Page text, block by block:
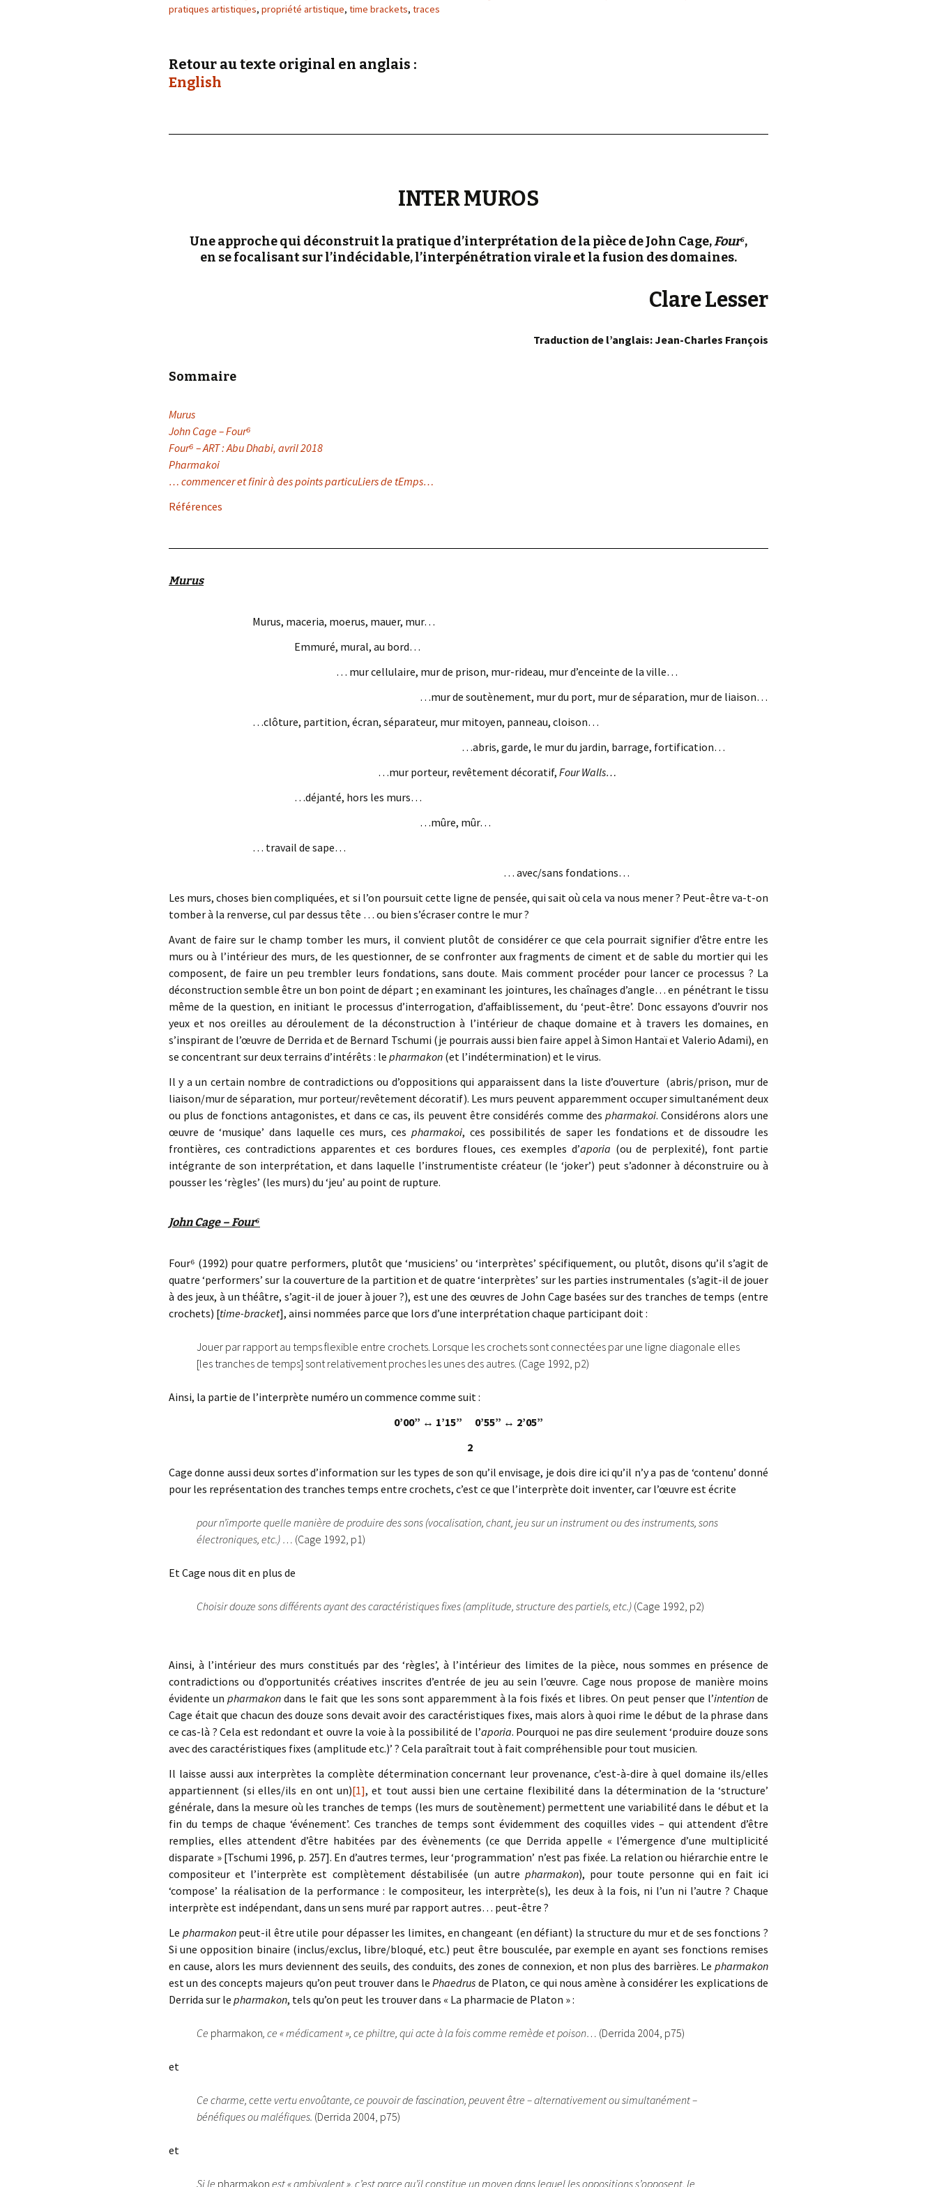
pratiques artistiques, propriété artistique, time brackets, traces
Retour au texte original en anglais :
English
INTER MUROS
Une approche qui déconstruit la pratique d’interprétation de la pièce de John Cage,Four⁶,
en se focalisant sur l’indécidable, l’interpénétration virale et la fusion des domaines.
Clare Lesser
Traduction de l’anglais: Jean-Charles François
Sommaire
Murus
John Cage – Four⁶
Four⁶ – ART : Abu Dhabi, avril 2018
Pharmakoi
… commencer et finir à des points particuLiers de tEmps…
Références
Murus
Murus, maceria, moerus, mauer, mur…
Emmuré, mural, au bord…
… mur cellulaire, mur de prison, mur-rideau, mur d’enceinte de la ville…
…mur de soutènement, mur du port, mur de séparation, mur de liaison…
…clôture, partition, écran, séparateur, mur mitoyen, panneau, cloison…
…abris, garde, le mur du jardin, barrage, fortification…
…mur porteur, revêtement décoratif, Four Walls…
…déjanté, hors les murs…
…mûre, mûr…
… travail de sape…
… avec/sans fondations…
Les murs, choses bien compliquées, et si l’on poursuit cette ligne de pensée, qui sait où cela va nous mener ? Peut-être va-t-on
tomber à la renverse, cul par dessus tête … ou bien s’écraser contre le mur ?
Avant de faire sur le champ tomber les murs, il convient plutôt de considérer ce que cela pourrait signifier d’être entre les
murs ou à l’intérieur des murs, de les questionner, de se confronter aux fragments de ciment et de sable du mortier qui les
composent, de faire un peu trembler leurs fondations, sans doute. Mais comment procéder pour lancer ce processus ? La
déconstruction semble être un bon point de départ ; en examinant les jointures, les chaînages d’angle… en pénétrant le tissu
même de la question, en initiant le processus d’interrogation, d’affaiblissement, du ‘peut-être’. Donc essayons d’ouvrir nos
yeux et nos oreilles au déroulement de la déconstruction à l’intérieur de chaque domaine et à travers les domaines, en
s’inspirant de l’œuvre de Derrida et de Bernard Tschumi (je pourrais aussi bien faire appel à Simon Hantaï et Valerio Adami), en
se concentrant sur deux terrains d’intérêts : le pharmakon (et l’indétermination) et le virus.
Il y a un certain nombre de contradictions ou d’oppositions qui apparaissent dans la liste d’ouverture (abris/prison, mur de
liaison/mur de séparation, mur porteur/revêtement décoratif). Les murs peuvent apparemment occuper simultanément deux
ou plus de fonctions antagonistes, et dans ce cas, ils peuvent être considérés comme des pharmakoi. Considérons alors une
œuvre de ‘musique’ dans laquelle ces murs, ces pharmakoi, ces possibilités de saper les fondations et de dissoudre les
frontières, ces contradictions apparentes et ces bordures floues, ces exemples d’aporia (ou de perplexité), font partie
intégrante de son interprétation, et dans laquelle l’instrumentiste créateur (le ‘joker’) peut s’adonner à déconstruire ou à
pousser les ‘règles’ (les murs) du ‘jeu’ au point de rupture.
John Cage – Four⁶
Four⁶ (1992) pour quatre performers, plutôt que ‘musiciens’ ou ‘interprètes’ spécifiquement, ou plutôt, disons qu’il s’agit de
quatre ‘performers’ sur la couverture de la partition et de quatre ‘interprètes’ sur les parties instrumentales (s’agit-il de jouer
à des jeux, à un théâtre, s’agit-il de jouer à jouer ?), est une des œuvres de John Cage basées sur des tranches de temps (entre
crochets) [time-bracket], ainsi nommées parce que lors d’une interprétation chaque participant doit :
Jouer par rapport au temps flexible entre crochets. Lorsque les crochets sont connectées par une ligne diagonale elles
[les tranches de temps] sont relativement proches les unes des autres. (Cage 1992, p2)
Ainsi, la partie de l’interprète numéro un commence comme suit :
0’00” ↔ 1’15” 0’55” ↔ 2’05”
2
Cage donne aussi deux sortes d’information sur les types de son qu’il envisage, je dois dire ici qu’il n’y a pas de ‘contenu’ donné
pour les représentation des tranches temps entre crochets, c’est ce que l’interprète doit inventer, car l’œuvre est écrite
pour n’importe quelle manière de produire des sons (vocalisation, chant, jeu sur un instrument ou des instruments, sons
électroniques, etc.) … (Cage 1992, p1)
Et Cage nous dit en plus de
Choisir douze sons différents ayant des caractéristiques fixes (amplitude, structure des partiels, etc.) (Cage 1992, p2)
Ainsi, à l’intérieur des murs constitués par des ‘règles’, à l’intérieur des limites de la pièce, nous sommes en présence de
contradictions ou d’opportunités créatives inscrites d’entrée de jeu au sein l’œuvre. Cage nous propose de manière moins
évidente un pharmakondans le fait que les sons sont apparemment à la fois fixés et libres. On peut penser que l’intention de
Cage était que chacun des douze sons devait avoir des caractéristiques fixes, mais alors à quoi rime le début de la phrase dans
ce cas-là ? Cela est redondant et ouvre la voie à la possibilité de l’aporia. Pourquoi ne pas dire seulement ‘produire douze sons
avec des caractéristiques fixes (amplitude etc.)’ ? Cela paraîtrait tout à fait compréhensible pour tout musicien.
Il laisse aussi aux interprètes la complète détermination concernant leur provenance, c’est-à-dire à quel domaine ils/elles
appartiennent (si elles/ils en ont un)[1], et tout aussi bien une certaine flexibilité dans la détermination de la ‘structure’
générale, dans la mesure où les tranches de temps (les murs de soutènement) permettent une variabilité dans le début et la
fin du temps de chaque ‘événement’. Ces tranches de temps sont évidemment des coquilles vides – qui attendent d’être
remplies, elles attendent d’être habitées par des évènements (ce que Derrida appelle « l’émergence d’une multiplicité
disparate » [Tschumi 1996, p. 257]. En d’autres termes, leur ‘programmation’ n’est pas fixée. La relation ou hiérarchie entre le
compositeur et l’interprète est complètement déstabilisée (un autrepharmakon), pour toute personne qui en fait ici
‘compose’ la réalisation de la performance : le compositeur, les interprète(s), les deux à la fois, ni l’un ni l’autre ? Chaque
interprète est indépendant, dans un sens muré par rapport autres… peut-être ?
Le pharmakonpeut-il être utile pour dépasser les limites, en changeant (en défiant) la structure du mur et de ses fonctions ?
Si une opposition binaire (inclus/exclus, libre/bloqué, etc.) peut être bousculée, par exemple en ayant ses fonctions remises
en cause, alors les murs deviennent des seuils, des conduits, des zones de connexion, et non plus des barrières. Le pharmakon
est un des concepts majeurs qu’on peut trouver dans lePhaedrus de Platon, ce qui nous amène à considérer les explications de
Derrida sur le pharmakon, tels qu’on peut les trouver dans « La pharmacie de Platon » :
Ce pharmakon, ce « médicament », ce philtre, qui acte à la fois comme remède et poison… (Derrida 2004, p75)
et
Ce charme, cette vertu envoûtante, ce pouvoir de fascination, peuvent être – alternativement ou simultanément –
bénéfiques ou maléfiques. (Derrida 2004, p75)
et
Si le pharmakon est « ambivalent », c’est parce qu’il constitue un moyen dans lequel les oppositions s’opposent, le